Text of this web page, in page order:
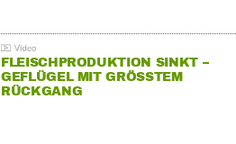
FLEISCHPRODUKTION SINKT –
GEFLÜGEL MIT GRÖSSTEM R
ÜCKGANG